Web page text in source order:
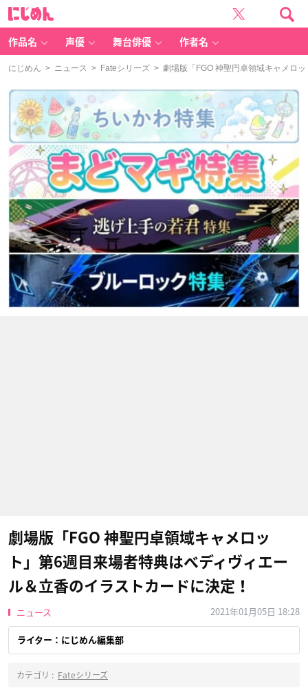
作品名 声優 舞台俳優 作者名
にじめん > ニュース > Fateシリーズ > 劇場版「FGO 神聖円卓領域キャメロ
劇場版「FGO 神聖円卓領域キャメロッ
ト」第6週目来場者特典はべディヴィエー
ル＆立香のイラストカードに決定！
ニュース 2021年01月05日 18:28
ライター：にじめん編集部
カテゴリ : Fateシリーズ